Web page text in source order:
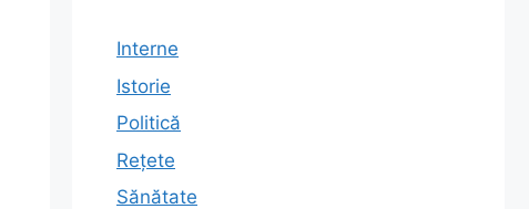
Interne
Istorie
Politică
Rețete
Sănătate